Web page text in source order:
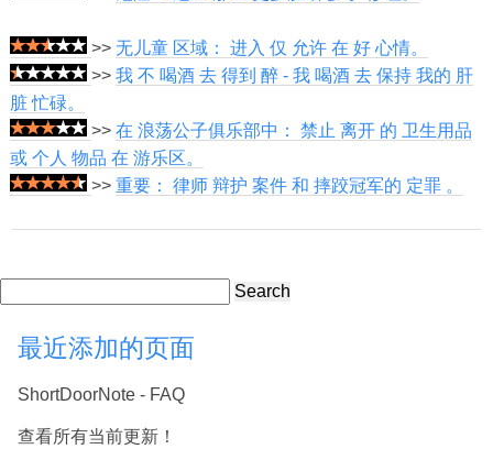
>> 无儿童 区域： 进入 仅 允许 在 好 心情。
>> 我 不 喝酒 去 得到 醉 - 我 喝酒 去 保持 我的 肝
脏 忙碌。
>> 在 浪荡公子俱乐部中： 禁止 离开 的 卫生用品
或 个人 物品 在 游乐区。
>> 重要： 律师 辩护 案件 和 摔跤冠军的 定罪 。
Search
最近添加的页面
ShortDoorNote - FAQ
查看所有当前更新！